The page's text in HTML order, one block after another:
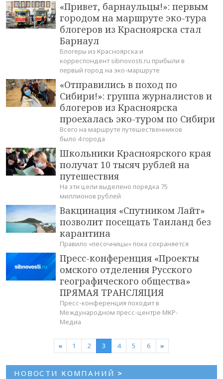
«Привет, барнаульцы!»: первым
городом на маршруте эко-тура
блогеров из Красноярска стал
Барнаул
Блогеры из Красноярска и
корреспондент sibnovosti.ru прибыли в
первый город на эко-маршруте
«Отправились в поход по
Сибири!»: группа журналистов и
блогеров из Красноярска
проехалась эко-туром по Сибири
Всего на маршруте путешественников
было 4 города
Школьники Красноярского края
получат 10 тысяч рублей на
путешествия
На эти цели выделено порядка 75
миллионов рублей
Вакцинация «Спутником Лайт»
позволит посещать Таиланд без
карантина
Правило «песочницы» пока сохраняется
Пресс-конференция «Проекты
омского отделения Русского
географического общества»
ПРЯМАЯ ТРАНСЛЯЦИЯ
Пресс-конференция походит в
Международном пресс-центре МКР-
Медиа
« 1 2 3 4 5 6 »
НОВОСТИ КОМПАНИЙ >